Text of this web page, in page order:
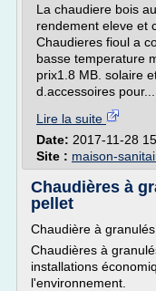
La chaudiere bois
rendement eleve et
Chaudieres fioul a
basse temperature
prix1.8 MB. solaire
d.accessoires pour...
Lire la suite
Date: 2017-11-28
Site : maison-
Chaudières à
pellet
Chaudière à granulés
Chaudières à
installations
l'environnement.